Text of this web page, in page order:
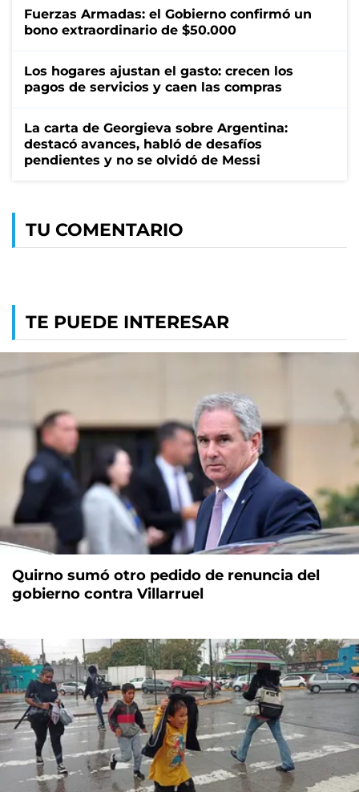
Fuerzas Armadas: el Gobierno confirmó un
bono extraordinario de $50.000
Los hogares ajustan el gasto: crecen los
pagos de servicios y caen las compras
La carta de Georgieva sobre Argentina:
destacó avances, habló de desafíos
pendientes y no se olvidó de Messi
TU COMENTARIO
TE PUEDE INTERESAR
Quirno sumó otro pedido de renuncia del
gobierno contra Villarruel